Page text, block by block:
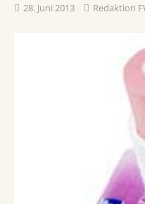
28. Juni 2013 Redaktion